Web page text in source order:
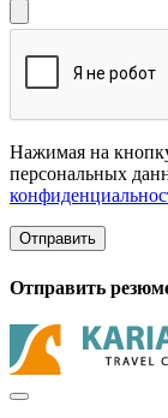
Нажимая на
персональных
Отправить
Отправить